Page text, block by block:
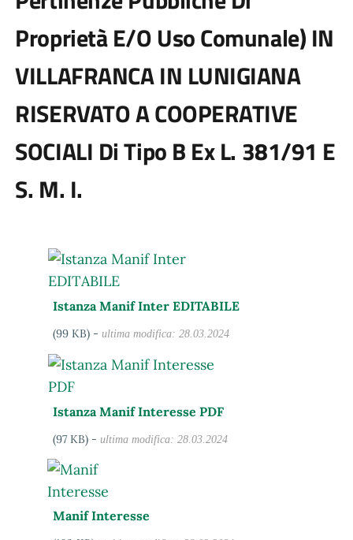
Proprietà E/o Uso Comunale) IN
VILLAFRANCA IN LUNIGIANA
RISERVATO A COOPERATIVE
SOCIALI Di Tipo B Ex L. 381/91 E
S. M. I.
Istanza Manif Inter EDITABILE
(99 KB) -ultima modifica: 28.03.2024
Istanza Manif Interesse PDF
(97 KB) -ultima modifica: 28.03.2024
Manif Interesse